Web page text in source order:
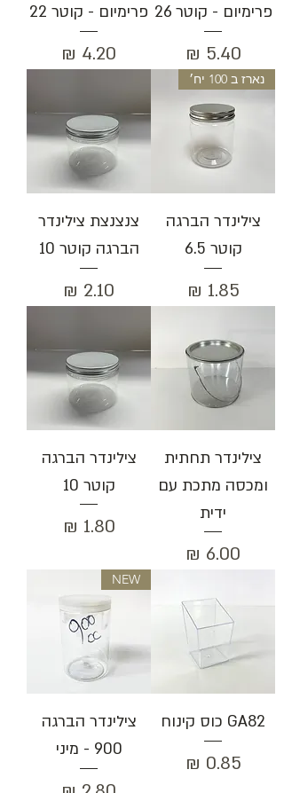
פרימיום - קוטר 26
מחיר
פרימיום - קוטר 22
מחיר
נארז ב 100 יח׳
צילינדר הברגה
קוטר 6.5
מחיר
צנצנצת צילינדר
הברגה קוטר 10
מחיר
צילינדר תחתית
ומכסה מתכת עם
ידית
מחיר
צילינדר הברגה
קוטר 10
מחיר
GA82 כוס קינוח
מחיר
NEW
צילינדר הברגה
900 - מיני